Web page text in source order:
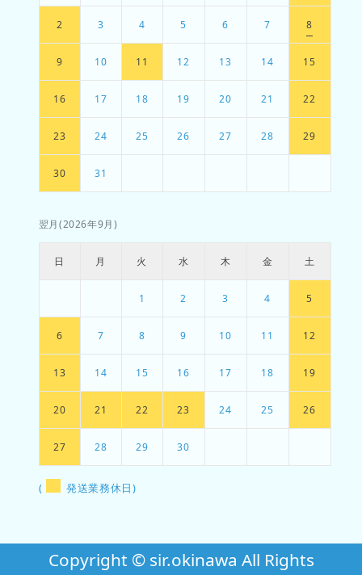
2 3 4 5 6 7 8
9 10 11 12 13 14 15
16 17 18 19 20 21 22
23 24 25 26 27 28 29
30 31
翌月(2026年9月)
日 月 火 水 木 金 土
1 2 3 4 5
6 7 8 9 10 11 12
13 14 15 16 17 18 19
20 21 22 23 24 25 26
27 28 29 30
( 発送業務休日)
Copyright © sir.okinawa All Rights